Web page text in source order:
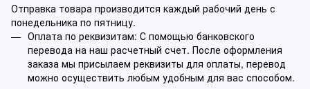
Отправка товара производится каждый рабочий день с
понедельника по пятницу.
Оплата по реквизитам: С помощью банковского
перевода на наш расчетный счет. После оформления
заказа мы присылаем реквизиты для оплаты, перевод
можно осуществить любым удобным для вас способом.